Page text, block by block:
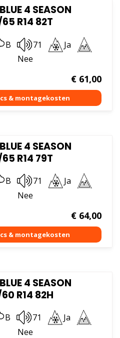
4 SEASON
R14 82T
B 71
Ja
Nee
€61,00
4 SEASON
R14 79T
B 71
Ja
Nee
€64,00
4 SEASON
R14 82H
B 71
Ja
Nee